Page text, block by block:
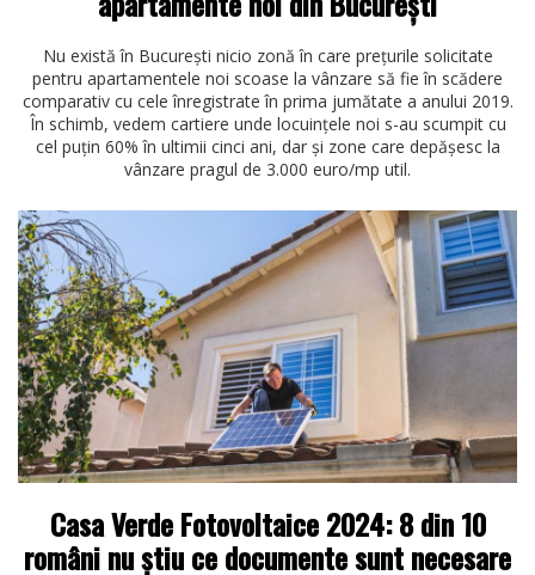
Nu există în București nicio zonă în care prețurile solicitate
pentru apartamentele noi scoase la vânzare să fie în scădere
comparativ cu cele înregistrate în prima jumătate a anului 2019.
În schimb, vedem cartiere unde locuințele noi s-au scumpit cu
cel puțin 60% în ultimii cinci ani, dar și zone care depășesc la
vânzare pragul de 3.000 euro/mp util.
Casa Verde Fotovoltaice 2024: 8 din 10
români nu știu ce documente sunt necesare